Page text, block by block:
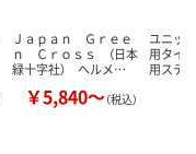
Ｊａｐａｎ Ｇｒｅｅ
ｎ Ｃｒｏｓｓ （日本
緑十字社） ヘルメ…
￥5,840～（税込）
ユニッ
用タイ
用ステ